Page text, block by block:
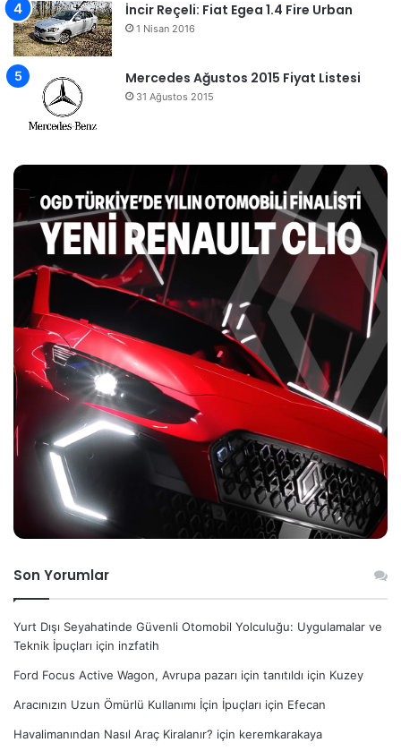
İncir Reçeli: Fiat Egea 1.4 Fire Urban
1 Nisan 2016
Mercedes Ağustos 2015 Fiyat Listesi
31 Ağustos 2015
Son Yorumlar
Yurt Dışı Seyahatinde Güvenli Otomobil Yolculuğu: Uygulamalar ve
Teknik İpuçları için inzfatih
Ford Focus Active Wagon, Avrupa pazarı için tanıtıldı için Kuzey
Aracınızın Uzun Ömürlü Kullanımı İçin İpuçları için Efecan
Havalimanından Nasıl Araç Kiralanır? için keremkarakaya